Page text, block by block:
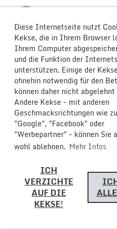
Diese Internetseite nutzt
Kekse, die in Ihrem Browser
Ihrem Computer
und die Funktion der
unterstützen. Einige der
ohnehin notwendig für den
können daher nicht abgelehnt
Andere Kekse - mit anderen
Geschmacksrichtungen wie
"Google", "Facebook" oder
"Werbepartner" - können Sie
wohl ablehnen. Mehr Infos
ICH
VERZICHTE
AUF DIE
KEKSE!
Galerie
Zurück
Fasnachts